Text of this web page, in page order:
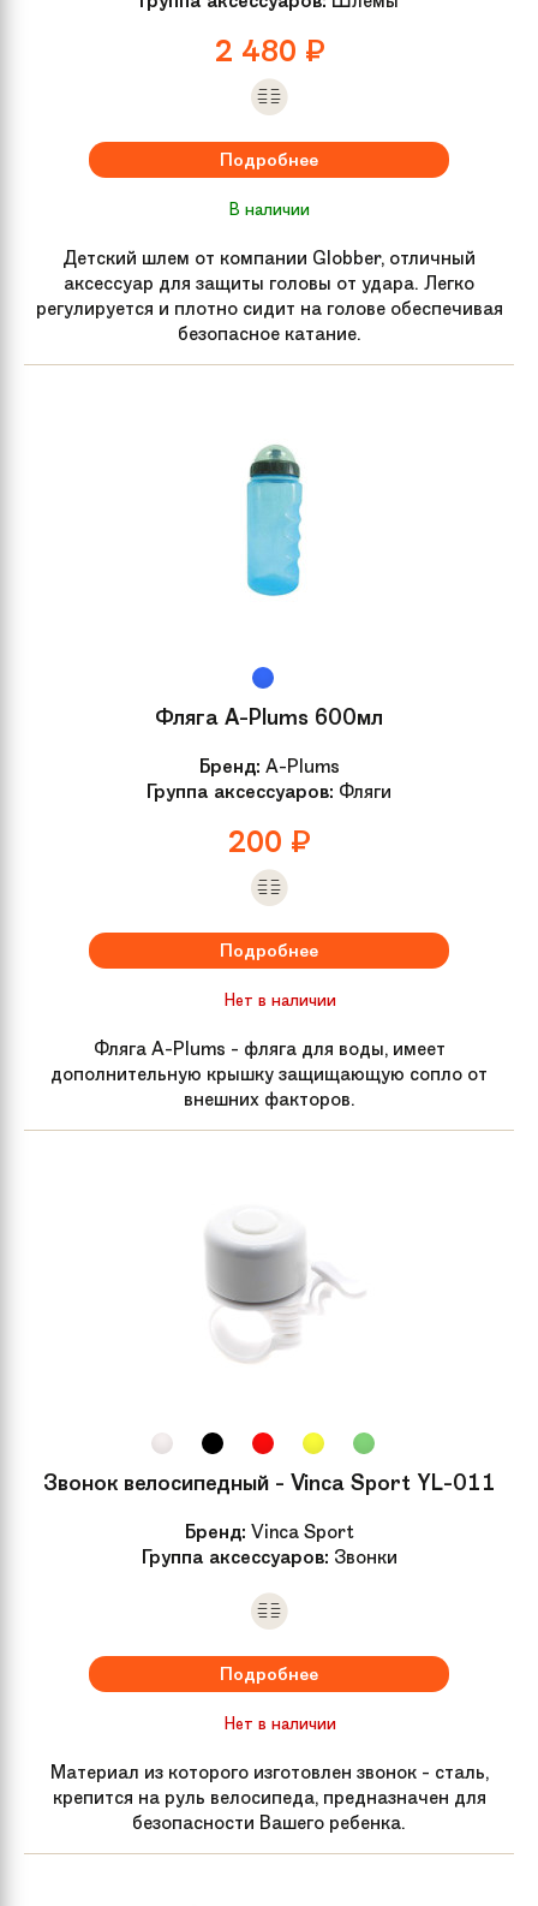
JETCAT ANTISHOCK
Беговелы
2021
Рама велосипеда JETCAT OCTAGON
54 см
JETCAT VACUUM
12'' * 1,75 экологичные
Задняя втулка Влагозащищённый промподшипник
Влагозащищённый промподшипник
2 480 ₽
Подробнее
В наличии
Детский шлем от компании Globber, отличный
аксессуар для защиты головы от удара. Легко
регулируется и плотно сидит на голове обеспечивая
безопасное катание.
Фляга A-Plums 600мл
Бренд: A-Plums
Группа аксессуаров: Фляги
200 ₽
Подробнее
Нет в наличии
Фляга A-Plums - фляга для воды, имеет
дополнительную крышку защищающую сопло от
внешних факторов.
Звонок велосипедный - Vinca Sport YL-011
Бренд: Vinca Sport
Группа аксессуаров: Звонки
Подробнее
Нет в наличии
Материал из которого изготовлен звонок - сталь,
крепится на руль велосипеда, предназначен для
безопасности Вашего ребенка.